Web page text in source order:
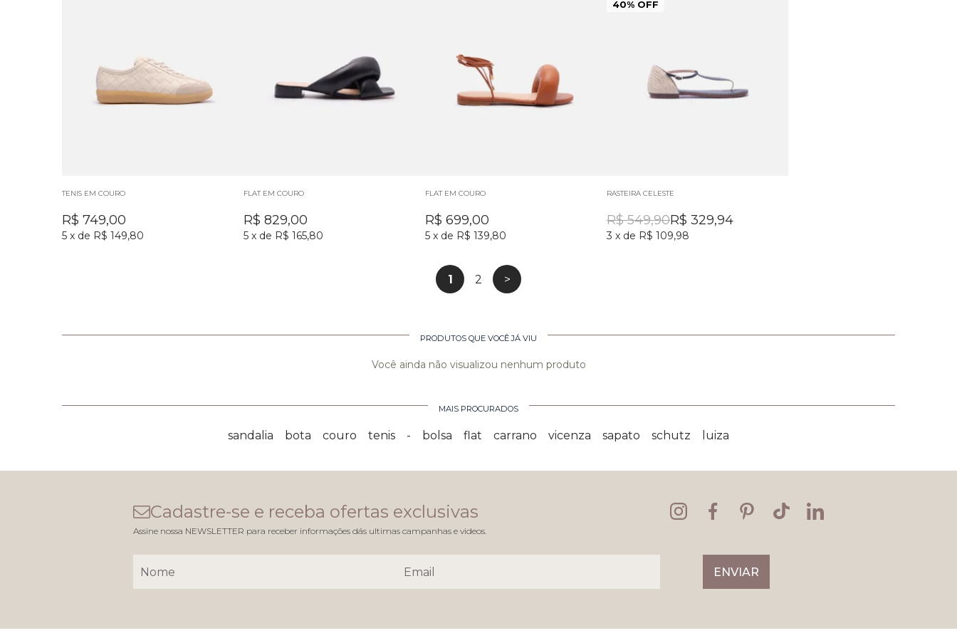
TENIS EM COURO
R$ 749,00
5 x de R$ 149,80
FLAT EM COURO
R$ 829,00
5 x de R$ 165,80
FLAT EM COURO
R$ 699,00
5 x de R$ 139,80
40% OFF
RASTEIRA CELESTE
R$ 549,90R$ 329,94
3 x de R$ 109,98
1 2 >
PRODUTOS QUE VOCÊ JÁ VIU
Você ainda não visualizou nenhum produto
MAIS PROCURADOS
sandalia bota couro tenis - bolsa flat carrano vicenza sapato schutz luiza
Cadastre-se e receba ofertas exclusivas
Assine nossa NEWSLETTER para receber informações dás ultimas campanhas e videos.
ENVIAR